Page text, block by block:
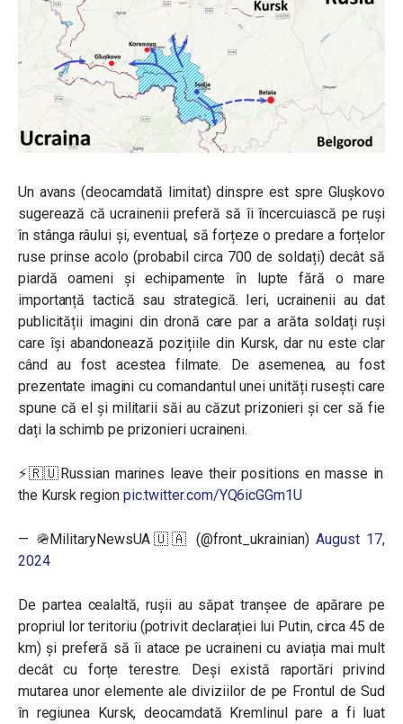
Un avans (deocamdată limitat) dinspre est spre Glușkovo
sugerează că ucrainenii preferă să îi încercuiască pe ruși
în stânga râului și, eventual, să forțeze o predare a forțelor
ruse prinse acolo (probabil circa 700 de soldați) decât să
piardă oameni și echipamente în lupte fără o mare
importanță tactică sau strategică. Ieri, ucrainenii au dat
publicității imagini din dronă care par a arăta soldați ruși
care își abandonează pozițiile din Kursk, dar nu este clar
când au fost acestea filmate. De asemenea, au fost
prezentate imagini cu comandantul unei unități rusești care
spune că el și militarii săi au căzut prizonieri și cer să fie
dați la schimb pe prizonieri ucraineni.
⚡️🇷🇺Russian marines leave their positions en masse in
the Kursk region pic.twitter.com/YQ6icGGm1U
— 🪖MilitaryNewsUA🇺🇦 (@front_ukrainian)August 17,
2024
De partea cealaltă, rușii au săpat tranșee de apărare pe
propriul lor teritoriu (potrivit declarației lui Putin, circa 45 de
km) și preferă să îi atace pe ucraineni cu aviația mai mult
decât cu forțe terestre. Deși există raportări privind
mutarea unor elemente ale diviziilor de pe Frontul de Sud
în regiunea Kursk, deocamdată Kremlinul pare a fi luat